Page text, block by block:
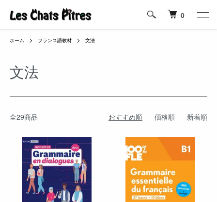
0
ホーム フランス語教材 文法
文法
全29商品 おすすめ順 価格順 新着順